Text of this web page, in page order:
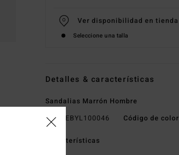
Ver disponibilidad en tienda
Seleccione una talla
Detalles & características
Sandalias Marrón Hombre
Style
EBYL100046 Código de color
Características